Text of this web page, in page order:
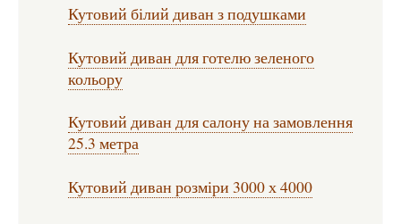
Кутовий білий диван з подушками
Кутовий диван для готелю зеленого
кольору
Кутовий диван для салону на замовлення
25.3 метра
Кутовий диван розміри 3000 х 4000